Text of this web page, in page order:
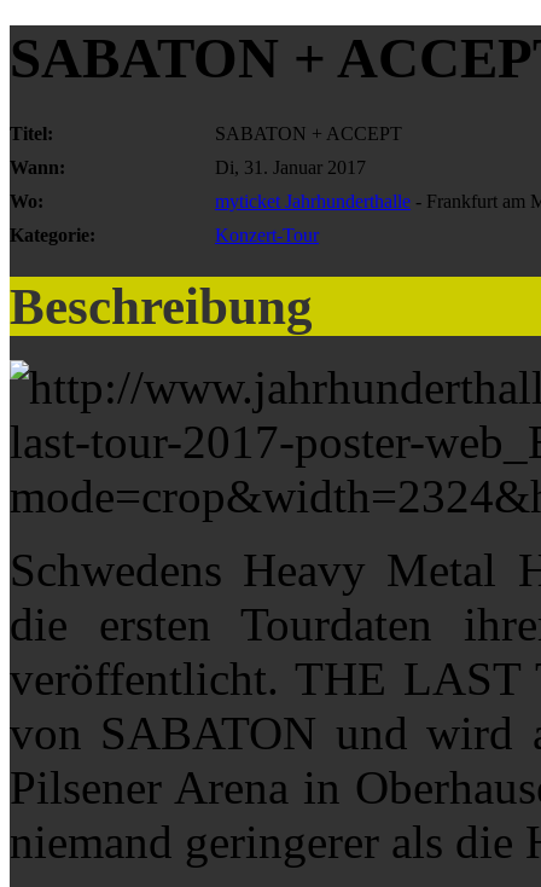
SABATON +
Titel:
SABATON + ACCEPT
Wann:
Di, 31. Januar 2017
Wo:
myticket Jahrhunderthalle - Frankfurt am
Kategorie:
Konzert-Tour
Beschreibung
Schwedens Heavy Metal
die ersten Tourdaten
veröffentlicht. THE LAST
von SABATON und wird
Pilsener Arena in
niemand geringerer als die